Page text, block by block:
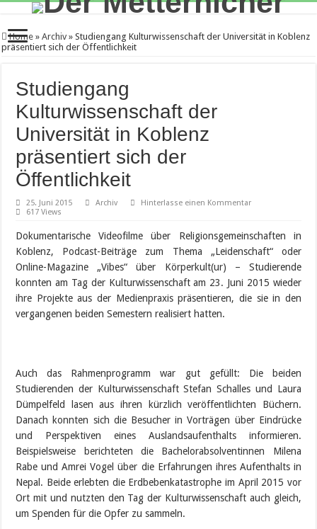
Home » Archiv » Studiengang Kulturwissenschaft der Universität in Koblenz
präsentiert sich der Öffentlichkeit
Studiengang
Kulturwissenschaft der
Universität in Koblenz
präsentiert sich der
Öffentlichkeit
25. Juni 2015 Archiv
Hinterlasse einen Kommentar
617 Views
Dokumentarische Videofilme über Religionsgemeinschaften in
Koblenz, Podcast-Beiträge zum Thema „Leidenschaft“ oder
Online-Magazine „Vibes“ über Körperkult(ur) – Studierende
konnten am Tag der Kulturwissenschaft am 23. Juni 2015 wieder
ihre Projekte aus der Medienpraxis präsentieren, die sie in den
vergangenen beiden Semestern realisiert hatten.
Auch das Rahmenprogramm war gut gefüllt: Die beiden
Studierenden der Kulturwissenschaft Stefan Schalles und Laura
Dümpelfeld lasen aus ihren kürzlich veröffentlichten Büchern.
Danach konnten sich die Besucher in Vorträgen über Eindrücke
und Perspektiven eines Auslandsaufenthalts informieren.
Beispielsweise berichteten die Bachelorabsolventinnen Milena
Rabe und Amrei Vogel über die Erfahrungen ihres Aufenthalts in
Nepal. Beide erlebten die Erdbebenkatastrophe im April 2015 vor
Ort mit und nutzten den Tag der Kulturwissenschaft auch gleich,
um Spenden für die Opfer zu sammeln.